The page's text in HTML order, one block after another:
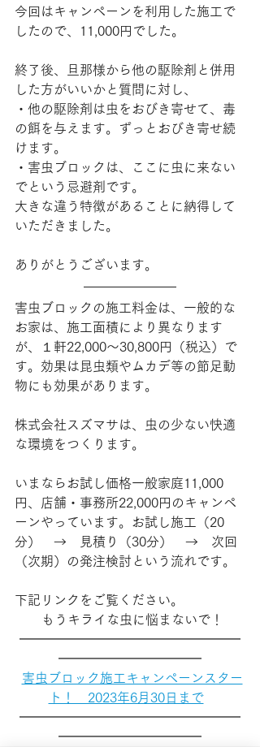
今回はキャンペーンを利用した施工で
したので、11,000円でした。
終了後、旦那様から他の駆除剤と併用
した方がいいかと質問に対し、
・他の駆除剤は虫をおびき寄せて、毒
の餌を与えます。ずっとおびき寄せ続
けます。
・害虫ブロックは、ここに虫に来ない
でという忌避剤です。
大きな違う特徴があることに納得して
いただきました。
ありがとうございます。
害虫ブロックの施工料金は、一般的な
お家は、施工面積により異なります
が、１軒22,000～30,800円（税込）で
す。効果は昆虫類やムカデ等の節足動
物にも効果があります。
株式会社スズマサは、虫の少ない快適
な環境をつくります。
いまならお試し価格一般家庭11,000
円、店舗・事務所22,000円のキャンペ
ーンやっています。お試し施工（20
分）　→　見積り（30分）　→　次回
（次期）の発注検討という流れです。
下記リンクをご覧ください。
━━━━━━━━━━━━━━━━━
━━━━━━━━━━━
害虫ブロック施工キャンペーンスター
ト！　2023年6月30日まで
━━━━━━━━━━━━━━━━━
━━━━━━━━━━━